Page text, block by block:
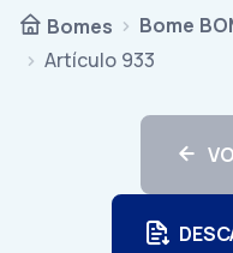
Bomes
Bome
Artículo 933